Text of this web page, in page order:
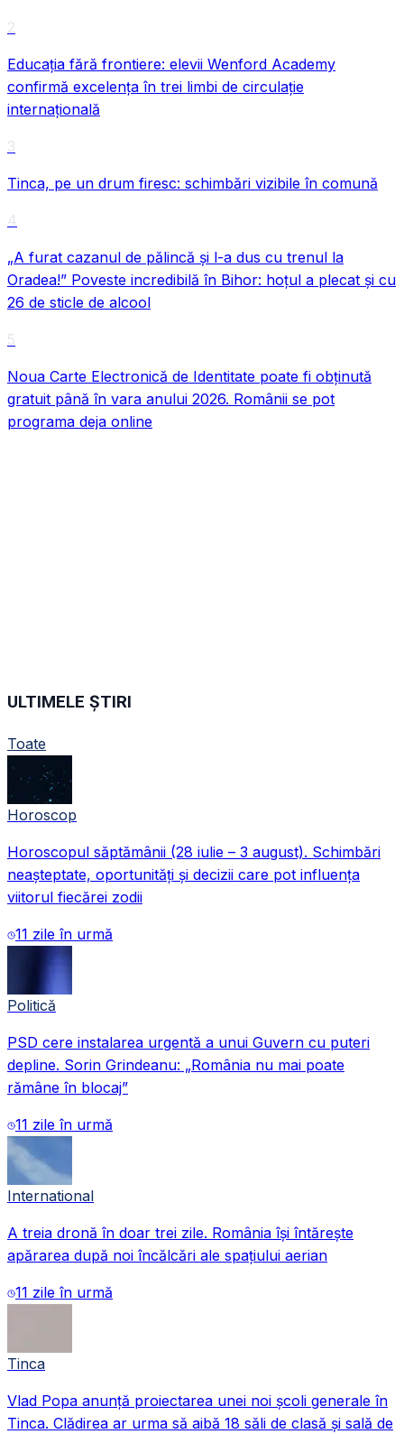
2
Educația fără frontiere: elevii Wenford Academy
confirmă excelența în trei limbi de circulație
internațională
3
Tinca, pe un drum firesc: schimbări vizibile în comună
4
„A furat cazanul de pălincă și l-a dus cu trenul la
Oradea!” Poveste incredibilă în Bihor: hoțul a plecat și cu
26 de sticle de alcool
5
Noua Carte Electronică de Identitate poate fi obținută
gratuit până în vara anului 2026. Românii se pot
programa deja online
ULTIMELE ȘTIRI
Toate
Horoscop
Horoscopul săptămânii (28 iulie – 3 august). Schimbări
neașteptate, oportunități și decizii care pot influența
viitorul fiecărei zodii
11 zile în urmă
Politică
PSD cere instalarea urgentă a unui Guvern cu puteri
depline. Sorin Grindeanu: „România nu mai poate
rămâne în blocaj”
11 zile în urmă
International
A treia dronă în doar trei zile. România își întărește
apărarea după noi încălcări ale spațiului aerian
11 zile în urmă
Tinca
Vlad Popa anunță proiectarea unei noi școli generale în
Tinca. Clădirea ar urma să aibă 18 săli de clasă și sală de